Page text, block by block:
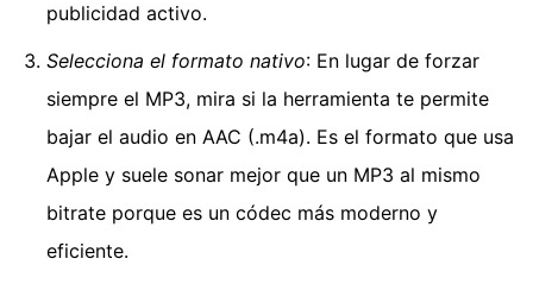
publicidad activo.
Selecciona el formato nativo: En lugar de forzar
siempre el MP3, mira si la herramienta te permite
bajar el audio en AAC (.m4a). Es el formato que usa
Apple y suele sonar mejor que un MP3 al mismo
bitrate porque es un códec más moderno y
eficiente.